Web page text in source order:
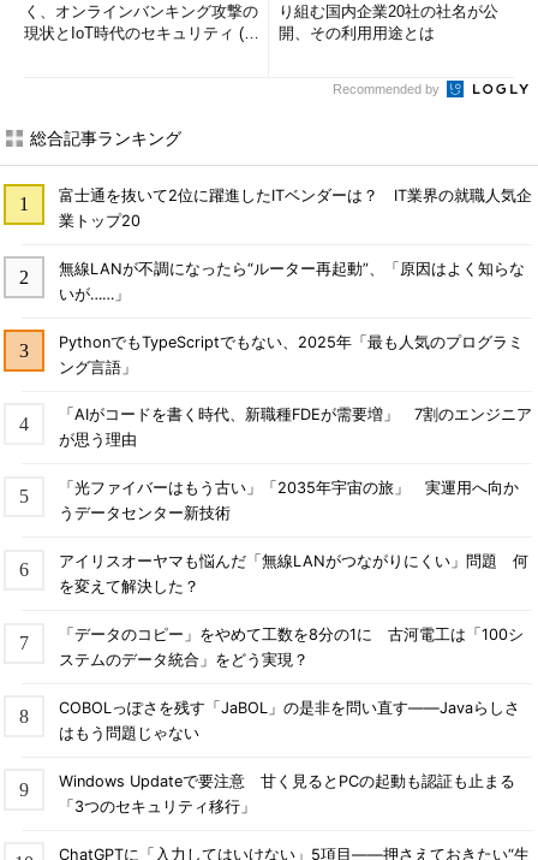
く、オンラインバンキング攻撃の
現状とIoT時代のセキュリティ (1/
り組む国内企業20社の社名が公
開、その利用用途とは
Recommended by
総合記事ランキング
富士通を抜いて2位に躍進したITベンダーは？ IT業界の就職人気企
業トップ20
無線LANが不調になったら“ルーター再起動”、「原因はよく知らな
いが……」
PythonでもTypeScriptでもない、2025年「最も人気のプログラミ
ング言語」
「AIがコードを書く時代、新職種FDEが需要増」 7割のエンジニア
が思う理由
「光ファイバーはもう古い」「2035年宇宙の旅」 実運用へ向か
うデータセンター新技術
アイリスオーヤマも悩んだ「無線LANがつながりにくい」問題 何
を変えて解決した？
「データのコピー」をやめて工数を8分の1に 古河電工は「100シ
ステムのデータ統合」をどう実現？
COBOLっぽさを残す「JaBOL」の是非を問い直す――Javaらしさ
はもう問題じゃない
Windows Updateで要注意 甘く見るとPCの起動も認証も止まる
「3つのセキュリティ移行」
ChatGPTに「入力してはいけない」5項目――押さえておきたい“生